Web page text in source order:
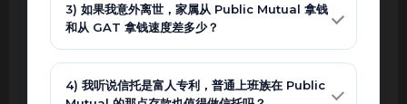
3) 如果我意外离世，家属从 Public Mutual 拿钱
和从 GAT 拿钱速度差多少？
4) 我听说信托是富人专利，普通上班族在 Public